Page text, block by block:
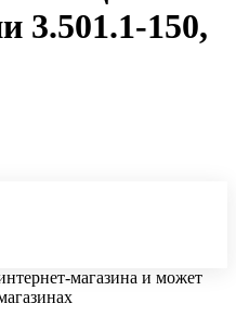
3.501.1-150,
магазина и может